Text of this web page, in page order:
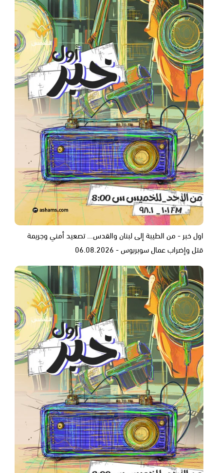
اول خبر - من الطيبة إلى لبنان والقدس... تصعيد أمني وجريمة
قتل وإضراب عمال سوبربوس - 06.08.2026